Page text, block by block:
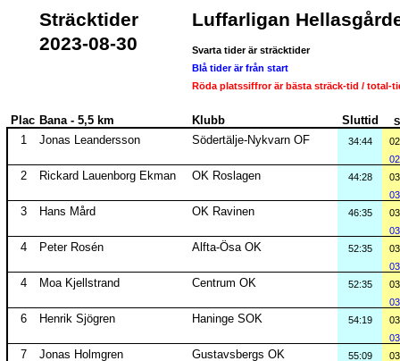
Sträcktider
Luffarligan
2023-08-30
Svarta tider är sträcktider
Blå tider är från start
Röda platssiffror är bästa sträck-tid / total-
Plac Bana - 5,5 km Klubb Sluttid
1 Jonas Leandersson Södertälje-Nykvarn OF 34:44
2 Rickard Lauenborg Ekman OK Roslagen 44:28
3 Hans Mård OK Ravinen 46:35
4 Peter Rosén Alfta-Ösa OK 52:35
4 Moa Kjellstrand Centrum OK 52:35
6 Henrik Sjögren Haninge SOK 54:19
7 Jonas Holmgren Gustavsbergs OK 55:09